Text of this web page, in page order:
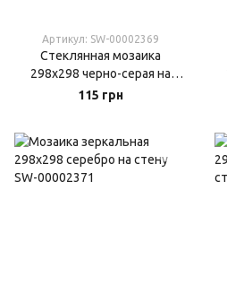
Артикул: SW-00002369
Стеклянная мозаика
298х298 черно-серая на
стену
115 грн